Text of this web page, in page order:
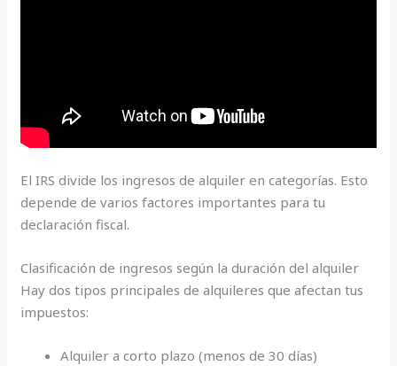
El IRS divide los ingresos de alquiler en categorías. Esto
depende de varios factores importantes para tu
declaración fiscal.
Clasificación de ingresos según la duración del alquiler
Hay dos tipos principales de alquileres que afectan tus
impuestos:
Alquiler a corto plazo (menos de 30 días)